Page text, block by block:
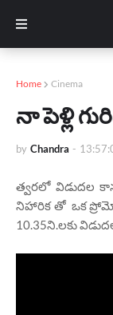
Home Cinema
నా పెళ్లి
by Chandra -
త్వరలో విడుదల
నిహారిక తో ఒక ప్రోమో
10.35ని.ల‌కు